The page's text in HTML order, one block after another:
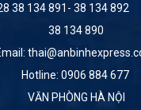
38 134 891- 38 134
38 134 890
Hotline: 0906 884 677
VĂN PHÒNG HÀ NỘI